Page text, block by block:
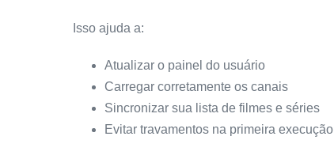
Isso ajuda a:
Atualizar o painel do usuário
Carregar corretamente os canais
Sincronizar sua lista de filmes e séries
Evitar travamentos na primeira execução